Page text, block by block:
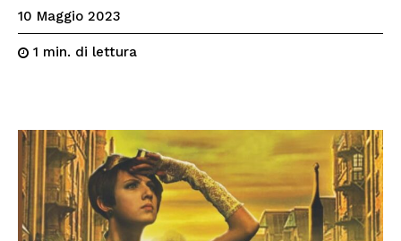
10 Maggio 2023
1 min. di lettura